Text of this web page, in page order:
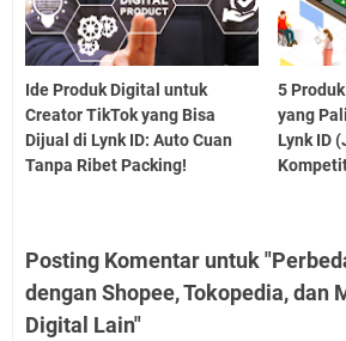
Ide Produk Digital untuk
Creator TikTok yang Bisa
Dijual di Lynk ID: Auto Cuan
Tanpa Ribet Packing!
5
yang
Lynk ID
Posting Komentar untuk
dengan Shopee, Tokopedia, dan
Digital Lain"